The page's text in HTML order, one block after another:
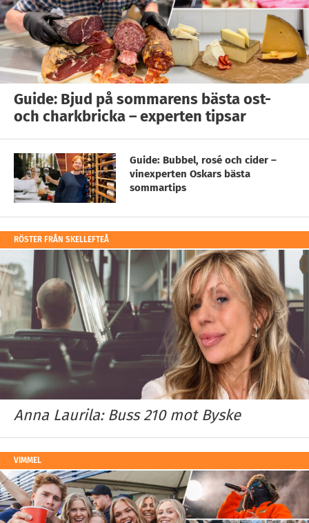
Guide: Bjud på sommarens bästa ost-
och charkbricka – experten tipsar
Guide: Bubbel, rosé och cider –
vinexperten Oskars bästa
sommartips
RÖSTER FRÅN SKELLEFTEÅ
Anna Laurila: Buss 210 mot Byske
VIMMEL